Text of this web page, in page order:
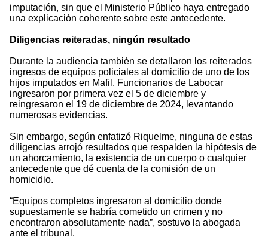
imputación, sin que el Ministerio Público haya entregado
una explicación coherente sobre este antecedente.
Diligencias reiteradas, ningún resultado
Durante la audiencia también se detallaron los reiterados
ingresos de equipos policiales al domicilio de uno de los
hijos imputados en Mafil. Funcionarios de Labocar
ingresaron por primera vez el 5 de diciembre y
reingresaron el 19 de diciembre de 2024, levantando
numerosas evidencias.
Sin embargo, según enfatizó Riquelme, ninguna de estas
diligencias arrojó resultados que respalden la hipótesis de
un ahorcamiento, la existencia de un cuerpo o cualquier
antecedente que dé cuenta de la comisión de un
homicidio.
“Equipos completos ingresaron al domicilio donde
supuestamente se habría cometido un crimen y no
encontraron absolutamente nada”, sostuvo la abogada
ante el tribunal.